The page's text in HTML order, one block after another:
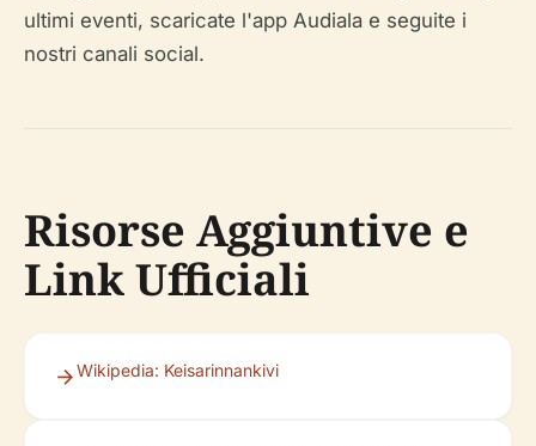
ultimi eventi, scaricate l'app Audiala e seguite i
nostri canali social.
Risorse Aggiuntive e
Link Ufficiali
Wikipedia: Keisarinnankivi